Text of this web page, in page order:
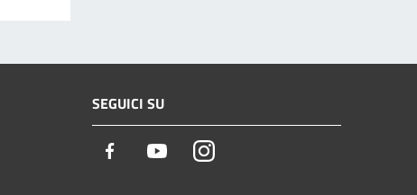
SEGUICI SU
Facebook YoutubeInstagram